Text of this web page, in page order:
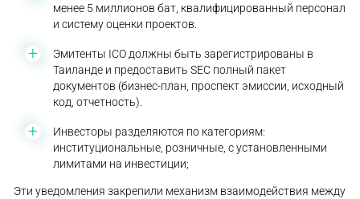
менее 5 миллионов бат, квалифицированный персонал
и систему оценки проектов.
Эмитенты ICO должны быть зарегистрированы в
Таиланде и предоставить SEC полный пакет
документов (бизнес-план, проспект эмиссии, исходный
код, отчетность).
Инвесторы разделяются по категориям:
институциональные, розничные, с установленными
лимитами на инвестиции;
Эти уведомления закрепили механизм взаимодействия между